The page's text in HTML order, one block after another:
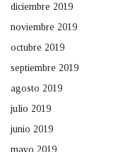
diciembre 2019
noviembre 2019
octubre 2019
septiembre 2019
agosto 2019
julio 2019
junio 2019
mayo 2019